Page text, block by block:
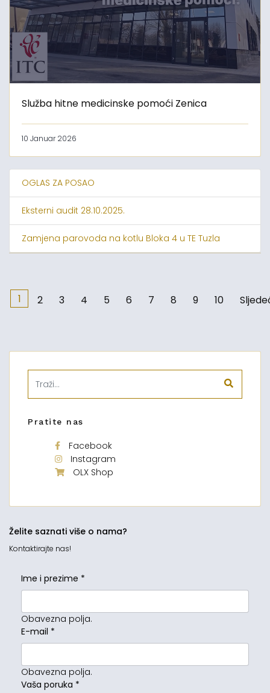
Služba hitne medicinske pomoći Zenica
10 Januar 2026
OGLAS ZA POSAO
Eksterni audit 28.10.2025.
Zamjena parovoda na kotlu Bloka 4 u TE Tuzla
1 2 3 4 5 6 7 8 9 10
Pratite nas
Facebook
Instagram
OLX Shop
Želite saznati više o nama?
Kontaktirajte nas!
Ime i prezime *
Obavezna polja.
E-mail *
Obavezna polja.
Vaša poruka *